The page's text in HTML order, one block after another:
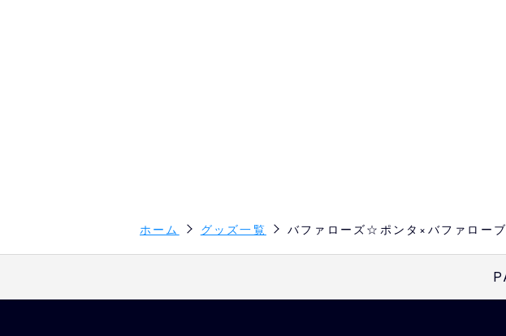
ホーム グッズ一覧 バファローズ☆ポンタ×バファロー